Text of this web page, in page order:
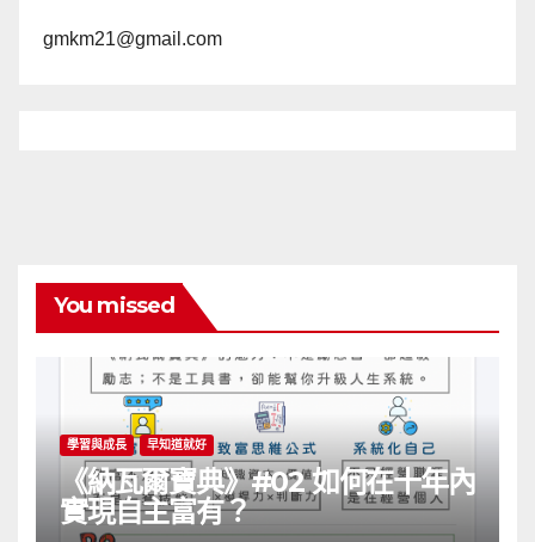
gmkm21@gmail.com
You missed
學習與成長 早知道就好
《納瓦爾寶典》#02 如何在十年內
實現自主富有？